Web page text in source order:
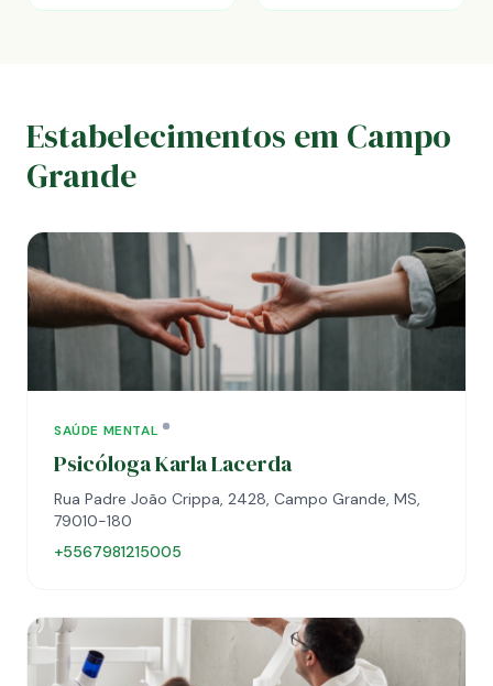
Estabelecimentos em Campo
Grande
SAÚDE MENTAL
Psicóloga Karla Lacerda
Rua Padre João Crippa, 2428, Campo Grande, MS,
79010-180
+5567981215005